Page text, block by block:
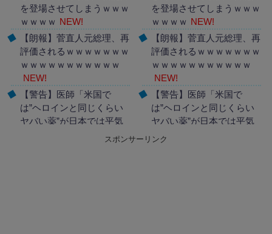
を登場させてしまうｗｗｗ
ｗｗｗｗ NEW!
【朗報】菅直人元総理、再
評価されるｗｗｗｗｗｗｗ
ｗｗｗｗｗｗｗｗｗｗｗ
NEW!
【警告】医師「米国で
は”ヘロインと同じくらい
ヤバい薬”が日本では平気
NEW!
を登場させてしまうｗｗｗ
ｗｗｗｗ NEW!
【朗報】菅直人元総理、再
評価されるｗｗｗｗｗｗｗ
ｗｗｗｗｗｗｗｗｗｗｗ
NEW!
【警告】医師「米国で
は”ヘロインと同じくらい
ヤバい薬”が日本では平気
で処方されてる」
スポンサーリンク